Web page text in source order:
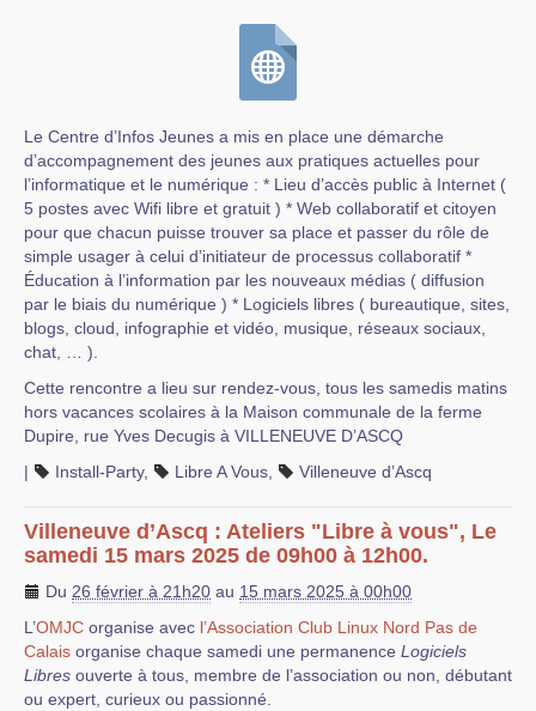
Le Centre d’Infos Jeunes a mis en place une démarche
d’accompagnement des jeunes aux pratiques actuelles pour
l’informatique et le numérique : * Lieu d’accès public à Internet (
5 postes avec Wifi libre et gratuit ) * Web collaboratif et citoyen
pour que chacun puisse trouver sa place et passer du rôle de
simple usager à celui d’initiateur de processus collaboratif *
Éducation à l’information par les nouveaux médias ( diffusion
par le biais du numérique ) * Logiciels libres ( bureautique, sites,
blogs, cloud, infographie et vidéo, musique, réseaux sociaux,
chat, … ).
Cette rencontre a lieu sur rendez-vous, tous les samedis matins
hors vacances scolaires à la Maison communale de la ferme
Dupire, rue Yves Decugis à VILLENEUVE D’ASCQ
|
Install-Party, Libre A Vous Villeneuve d’Ascq
Villeneuve d’Ascq : Ateliers "Libre à vous", Le
samedi 15 mars 2025 de 09h00 à 12h00.
Du 26 février à 21h20 au 15 mars 2025 à 00h00
L’OMJC organise avec l’Association Club Linux Nord Pas de
Calais organise chaque samedi une permanence Logiciels
Libres ouverte à tous, membre de l’association ou non, débutant
ou expert, curieux ou passionné.